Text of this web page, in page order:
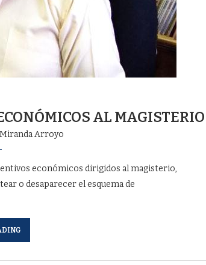
AL MAGISTERIO
Arroyo
económicos dirigidos al magisterio,
o desaparecer el esquema de